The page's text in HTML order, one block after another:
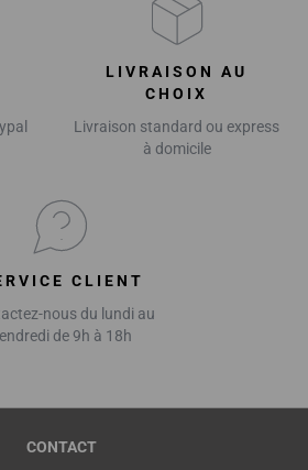
LIVRAISON AU
CHOIX
Livraison standard ou express
à domicile
CLIENT
nous du lundi au
de 9h à 18h
CONTACT